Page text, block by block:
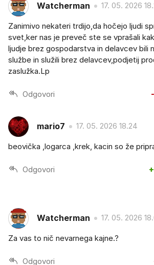
Watcherman 17. 05. 2026
Zanimivo nekateri trdijo,da hočejo ljudi
svet,ker nas je preveč ste se vprašali
ljudje brez gospodarstva in delavcev bili
službe in služili brez delavcev,podjetij
zaslužka.Lp
Odgovori
mario7 17. 05. 2026 18.24
beovička ,logarca ,krek, kacin so že
Odgovori
Watcherman 17. 05. 2026
Za vas to nič nevarnega kajne.?
Odgovori